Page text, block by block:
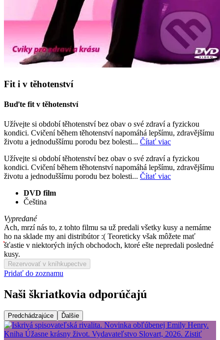
Fit i v těhotenství
Buďte fit v těhotenství
Užívejte si období těhotenství bez obav o své zdraví a fyzickou
kondici. Cvičení během těhotenství napomáhá lepšímu, zdravějšímu
životu a jednoduššímu porodu bez bolesti... Čítať viac
Užívejte si období těhotenství bez obav o své zdraví a fyzickou
kondici. Cvičení během těhotenství napomáhá lepšímu, zdravějšímu
životu a jednoduššímu porodu bez bolesti... Čítať viac
DVD film
Čeština
Vypredané
Ach, mrzí nás to, z tohto filmu sa už predali všetky kusy a nemáme
ho na sklade my ani distribútor :( Teoreticky však môžete mať
šťastie v niektorých iných obchodoch, ktoré ešte nepredali posledné
kusy.
Rezervovať v kníhkupectve
Pridať do zoznamu
Naši škriatkovia odporúčajú
Predchádzajúce Ďalšie